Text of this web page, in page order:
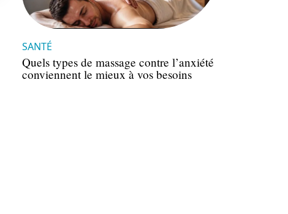
SANTÉ
Quels types de massage contre l’anxiété
conviennent le mieux à vos besoins